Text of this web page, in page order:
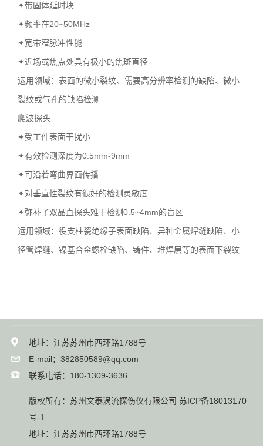
✦带固体延时块
✦频率在20~50MHz
✦宽带窄脉冲性能
✦近场或焦点处具有极小的焦斑直径
运用领域：表面的微小裂纹、需要高分辨率检测的缺陷、微小
裂纹或气孔的缺陷检测
爬波探头
✦受工件表面干扰小
✦有效检测深度为0.5mm-9mm
✦可沿着弯曲界面传播
✦对垂直性裂纹有很好的检测灵敏度
✦弥补了双晶直探头难于检测0.5~4mm的盲区
运用领域：役支柱瓷绝缘子表面缺陷、异种金属焊缝缺陷、小
径管焊缝、镍基合金螺栓缺陷、铸件、堆焊层等的表面下裂纹
地址：江苏苏州市西环路1788号
E-mail：382850589@qq.com
联系电话：180-1309-3636
版权所有：苏州文泰涡流探伤仪有限公司 苏ICP备18013170
号-1
地址：江苏苏州市西环路1788号